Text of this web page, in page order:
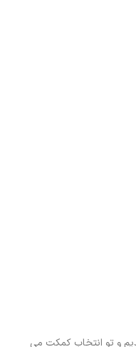
و تو انتخاب کمکت می